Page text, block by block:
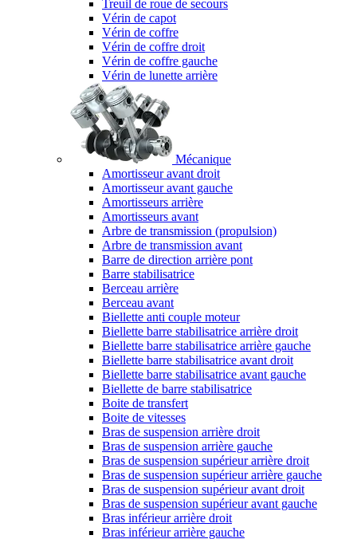
Treuil de roue de secours
Vérin de capot
Vérin de coffre
Vérin de coffre droit
Vérin de coffre gauche
Vérin de lunette arrière
Mécanique
Amortisseur avant droit
Amortisseur avant gauche
Amortisseurs arrière
Amortisseurs avant
Arbre de transmission (propulsion)
Arbre de transmission avant
Barre de direction arrière pont
Barre stabilisatrice
Berceau arrière
Berceau avant
Biellette anti couple moteur
Biellette barre stabilisatrice arrière droit
Biellette barre stabilisatrice arrière gauche
Biellette barre stabilisatrice avant droit
Biellette barre stabilisatrice avant gauche
Biellette de barre stabilisatrice
Boite de transfert
Boite de vitesses
Bras de suspension arrière droit
Bras de suspension arrière gauche
Bras de suspension supérieur arrière droit
Bras de suspension supérieur arrière gauche
Bras de suspension supérieur avant droit
Bras de suspension supérieur avant gauche
Bras inférieur arrière droit
Bras inférieur arrière gauche